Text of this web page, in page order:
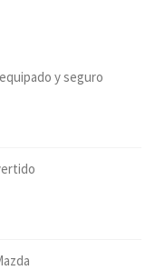
y seguro